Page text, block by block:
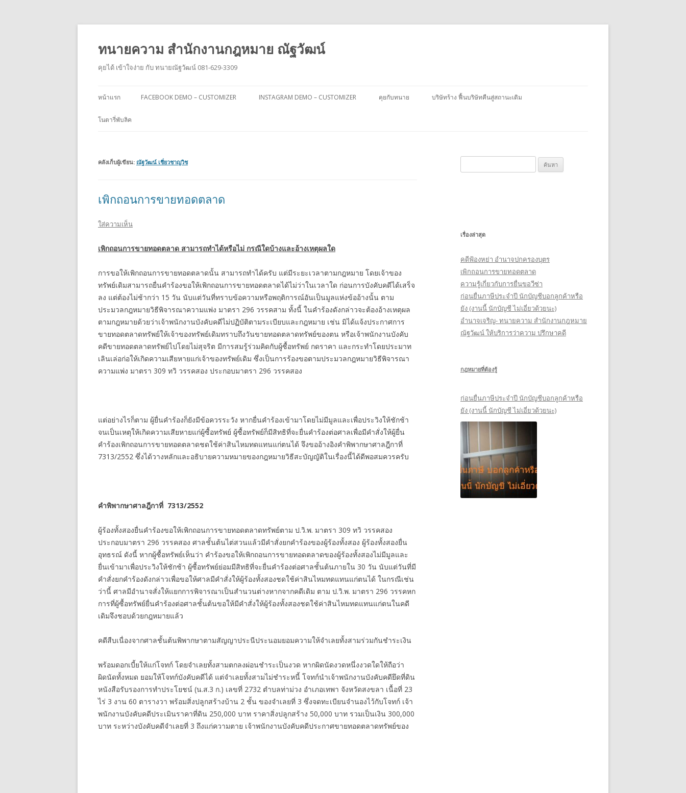
ทนายความ สำนักงานกฎหมาย ณัฐวัฒน์
คุยได้ เข้าใจง่าย กับ ทนายณัฐวัฒน์ 081-629-3309
ไป
หน้าแรก FACEBOOK DEMO – CUSTOMIZER INSTAGRAM DEMO – CUSTOMIZER คุยกับทนาย บริษัทร้าง ฟื้นบริษัทคืนสู่สถานะเดิม
โนตารี่พับลิค
คลังเก็บผู้เขียน: ณัฐวัฒน์ เชี่ยวชาญวิช
เพิกถอนการขายทอดตลาด
ใส่ความเห็น
เพิกถอนการขายทอดตลาด สามารถทำได้หรือไม่ กรณีใดบ้างและอ้างเหตุผลใด
การขอให้เพิกถอนการขายทอดตลาดนั้น สามารถทำได้ครับ แต่มีระยะเวลาตามกฎหมาย โดยเจ้าของ
ทรัพย์เดิมสามารถยื่นคำร้องขอให้เพิกถอนการขายทอดตลาดได้ไม่ว่าในเวลาใด ก่อนการบังคับคดีได้เสร็จ
ลง แต่ต้องไม่ช้ากว่า 15 วัน นับแต่วันที่ทราบข้อความหรือพฤติการณ์อันเป็นมูลแห่งข้ออ้างนั้น ตาม
ประมวลกฎหมายวิธีพิจารณาความแพ่ง มาตรา 296 วรรคสาม ทั้งนี้ ในคำร้องดังกล่าวจะต้องอ้างเหตุผล
ตามกฎหมายด้วยว่าเจ้าพนักงานบังคับคดีไม่ปฏิบัติตามระเบียบและกฎหมาย เช่น มิได้แจ้งประกาศการ
ขายทอดตลาดทรัพย์ให้เจ้าของทรัพย์เดิมทราบถึงวันขายทอดตลาดทรัพย์ของตน หรือเจ้าพนักงานบังคับ
คดีขายทอดตลาดทรัพย์ไปโดยไม่สุจริต มีการสมรู้ร่วมคิดกับผู้ซื้อทรัพย์ กดราคา และกระทำโดยประมาท
เลินเล่อก่อให้เกิดความเสียหายแก่เจ้าของทรัพย์เดิม ซึ่งเป็นการร้องขอตามประมวลกฎหมายวิธีพิจารณา
ความแพ่ง มาตรา 309 ทวิ วรรคสอง ประกอบมาตรา 296 วรรคสอง
แต่อย่างไรก็ตาม ผู้ยื่นคำร้องก็ยังมีข้อควรระวัง หากยื่นคำร้องเข้ามาโดยไม่มีมูลและเพื่อประวิงให้ชักช้า
จนเป็นเหตุให้เกิดความเสียหายแก่ผู้ซื้อทรัพย์ ผู้ซื้อทรัพย์ก็มีสิทธิที่จะยื่นคำร้องต่อศาลเพื่อมีคำสั่งให้ผู้ยื่น
คำร้องเพิกถอนการขายทอดตลาดชดใช้ค่าสินไหมทดแทนแก่ตนได้ จึงขออ้างอิงคำพิพากษาศาลฎีกาที่
7313/2552 ซึ่งได้วางหลักและอธิบายความหมายของกฎหมายวิธีสะบัญญัติในเรื่องนี้ได้ดีพอสมควรครับ
คำพิพากษาศาลฎีกาที่ 7313/2552
ผู้ร้องทั้งสองยื่นคำร้องขอให้เพิกถอนการขายทอดตลาดทรัพย์ตาม ป.วิ.พ. มาตรา 309 ทวิ วรรคสอง
ประกอบมาตรา 296 วรรคสอง ศาลชั้นต้นไต่สวนแล้วมีคำสั่งยกคำร้องของผู้ร้องทั้งสอง ผู้ร้องทั้งสองยื่น
อุทธรณ์ ดังนี้ หากผู้ซื้อทรัพย์เห็นว่า คำร้องขอให้เพิกถอนการขายทอดตลาดของผู้ร้องทั้งสองไม่มีมูลและ
ยื่นเข้ามาเพื่อประวิงให้ชักช้า ผู้ซื้อทรัพย์ย่อมมีสิทธิที่จะยื่นคำร้องต่อศาลชั้นต้นภายใน 30 วัน นับแต่วันที่มี
คำสั่งยกคำร้องดังกล่าวเพื่อขอให้ศาลมีคำสั่งให้ผู้ร้องทั้งสองชดใช้ค่าสินไหมทดแทนแก่ตนได้ ในกรณีเช่น
ว่านี้ ศาลมีอำนาจสั่งให้แยกการพิจารณาเป็นสำนวนต่างหากจากคดีเดิม ตาม ป.วิ.พ. มาตรา 296 วรรคหก
การที่ผู้ซื้อทรัพย์ยื่นคำร้องต่อศาลชั้นต้นขอให้มีคำสั่งให้ผู้ร้องทั้งสองชดใช้ค่าสินไหมทดแทนแก่ตนในคดี
เดิมจึงชอบด้วยกฎหมายแล้ว
คดีสืบเนื่องจากศาลชั้นต้นพิพากษาตามสัญญาประนีประนอมยอมความให้จำเลยทั้งสามร่วมกันชำระเงิน
พร้อมดอกเบี้ยให้แก่โจทก์ โดยจำเลยทั้งสามตกลงผ่อนชำระเป็นงวด หากผิดนัดงวดหนึ่งงวดใดให้ถือว่า
ผิดนัดทั้งหมด ยอมให้โจทก์บังคับคดีได้ แต่จำเลยทั้งสามไม่ชำระหนี้ โจทก์นำเจ้าพนักงานบังคับคดียึดที่ดิน
หนังสือรับรองการทำประโยชน์ (น.ส.3 ก.) เลขที่ 2732 ตำบลท่าม่วง อำเภอเทพา จังหวัดสงขลา เนื้อที่ 23
ไร่ 3 งาน 60 ตารางวา พร้อมสิ่งปลูกสร้างบ้าน 2 ชั้น ของจำเลยที่ 3 ซึ่งจดทะเบียนจำนองไว้กับโจทก์ เจ้า
พนักงานบังคับคดีประเมินราคาที่ดิน 250,000 บาท ราคาสิ่งปลูกสร้าง 50,000 บาท รวมเป็นเงิน 300,000
บาท ระหว่างบังคับคดีจำเลยที่ 3 ถึงแก่ความตาย เจ้าพนักงานบังคับคดีประกาศขายทอดตลาดทรัพย์ของ
น
รั
:
เรื่องล่าสุด
คดีฟ้องหย่า อำนาจปกครองบุตร
เพิกถอนการขายทอดตลาด
ความรู้เกี่ยวกับการยื่นขอวีซ่า
ก่อนยื่นภาษีประจำปี นักบัญชีบอกลูกค้าหรือ
ยัง (งานนี้ นักบัญชี ไม่เอี่ยวด้วยนะ)
อำนาจเจริญ- ทนายความ สำนักงานกฎหมาย
ณัฐวัฒน์ ให้บริการว่าความ ปรึกษาคดี
กฎหมายที่ต้องรู้
ก่อนยื่นภาษีประจำปี นักบัญชีบอกลูกค้าหรือ
ยัง (งานนี้ นักบัญชี ไม่เอี่ยวด้วยนะ)